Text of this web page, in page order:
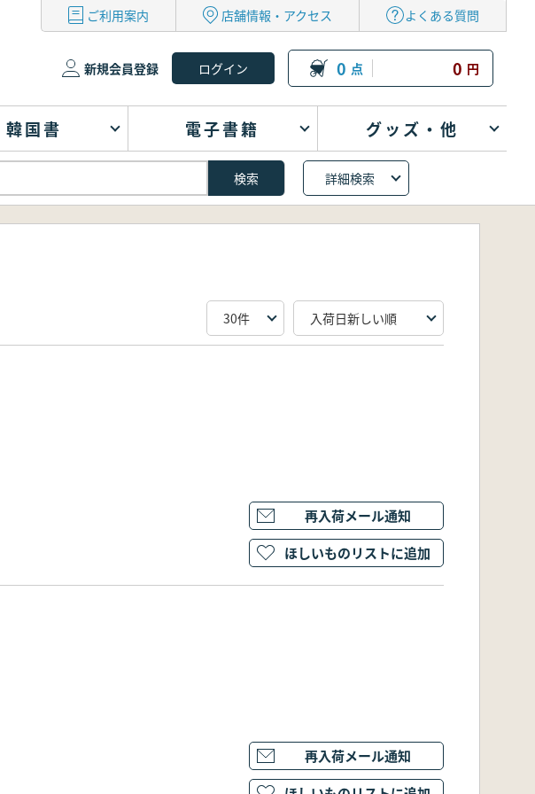
ご利用案内 店舗情報・アクセス よくある質問
新規会員登録 0 点 0 円
韓国書 電子書籍 グッズ・他
詳細検索
再入荷メール通知
ほしいものリストに追加
再入荷メール通知